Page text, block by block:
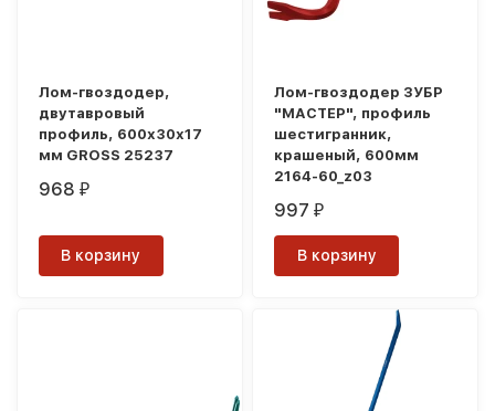
Лом-гвоздодер,
двутавровый
профиль, 600х30х17
мм GROSS 25237
968₽
В корзину
Лом-гвоздодер ЗУБР
"МАСТЕР", профиль
шестигранник,
крашеный, 600мм
2164-60_z03
997₽
В корзину